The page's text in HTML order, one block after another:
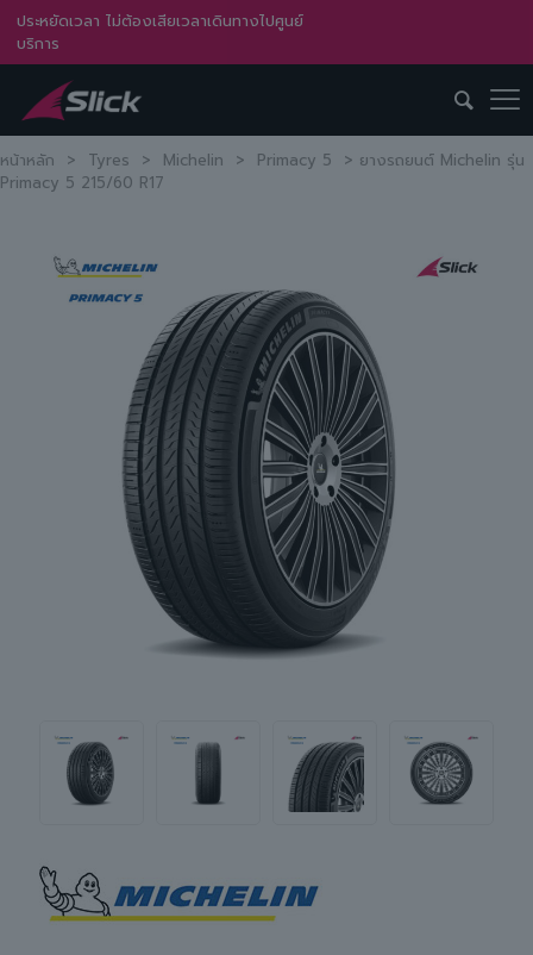
ประหยัดเวลา ไม่ต้องเสียเวลาเดินทางไปศูนย์
บริการ
หน้าหลัก > Tyres > Michelin > Primacy 5 > ยางรถยนต์ Michelin รุ่น
Primacy 5 215/60 R17